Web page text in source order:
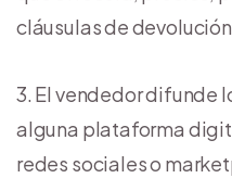
cláusulas de
El vendedor difunde
alguna plataforma
redes sociales o